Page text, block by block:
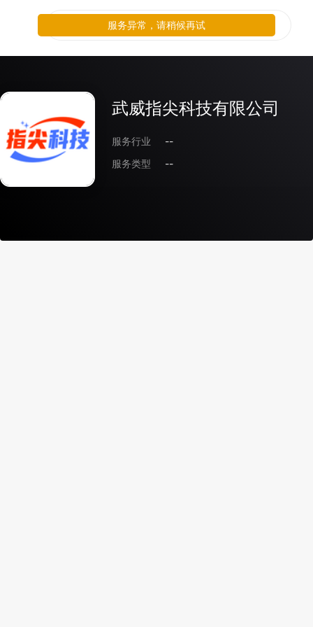
武威指尖科技有限公司
服务行业
--
服务类型
--
服务异常，请稍候再试